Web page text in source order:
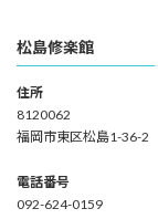
松島修楽館
住所
8120062
福岡市東区松島1-36-2
電話番号
092-624-0159